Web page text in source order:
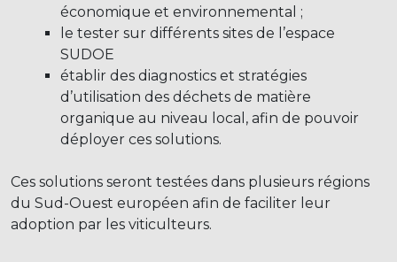
économique et environnemental ;
le tester sur différents sites de l’espace
SUDOE
établir des diagnostics et stratégies
d’utilisation des déchets de matière
organique au niveau local, afin de pouvoir
déployer ces solutions.
Ces solutions seront testées dans plusieurs régions
du Sud-Ouest européen afin de faciliter leur
adoption par les viticulteurs.